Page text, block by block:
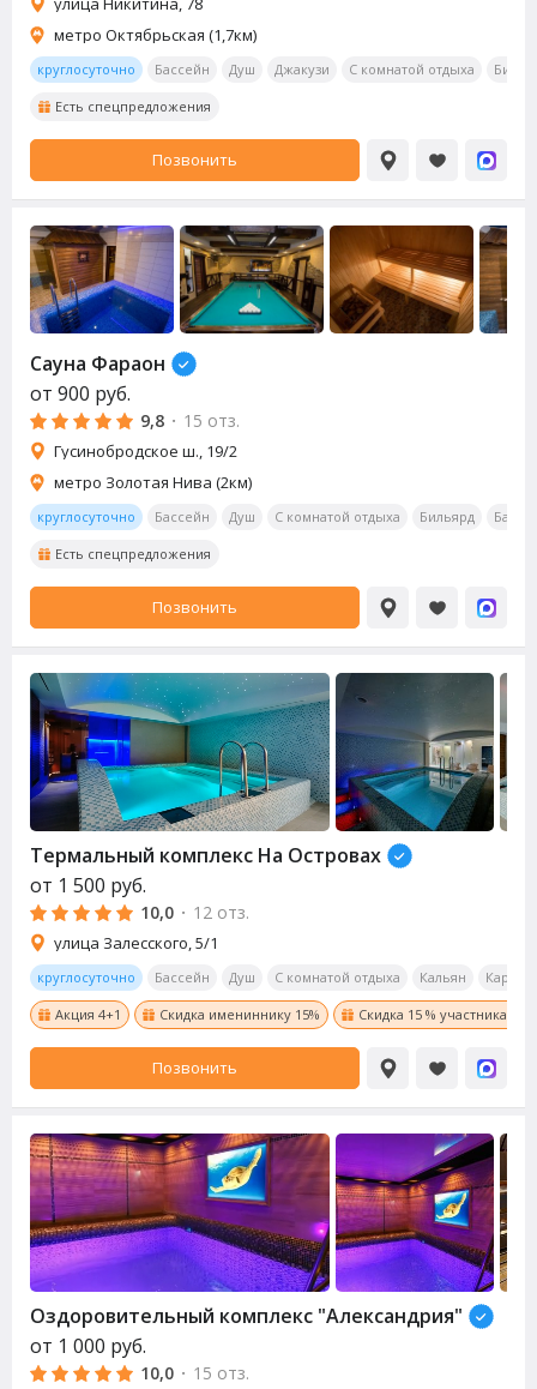
метро Октябрьская (1,7км)
круглосуточно Бассейн Душ Джакузи С комнатой отдыха
Есть спецпредложения
Позвонить
Сауна Фараон
от 900 руб.
9,8 · 15 отз.
Гусинобродское ш., 19/2
метро Золотая Нива (2км)
круглосуточно Бассейн Душ С комнатой отдыха Бильярд Бар
Есть спецпредложения
Позвонить
Термальный комплекс На Островах
от 1 500 руб.
10,0 · 12 отз.
улица Залесского, 5/1
круглосуточно Бассейн Душ С комнатой отдыха Кальян
Акция 4+1 Скидка имениннику 15% Скидка 15 % участникам
Позвонить
Оздоровительный комплекс "Александрия"
от 1 000 руб.
10,0 · 15 отз.